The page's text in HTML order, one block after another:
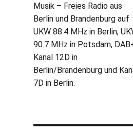
Musik – Freies Radio aus
Berlin und Brandenburg auf
UKW 88.4 MHz in Berlin,
90.7 MHz in Potsdam,
Kanal 12D in
Berlin/Brandenburg und
7D in Berlin.